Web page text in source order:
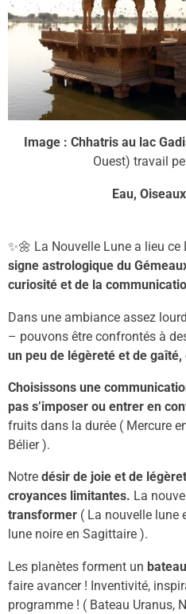
Image : Chhatris au lac
Ouest) travail
Eau,
✨🌼 La Nouvelle Lune a lieu ce
signe astrologique du
curiosité et de la
Dans une ambiance assez
– pouvons être confrontés à
un peu de légèreté et de
Choisissons une
pas s’imposer ou entrer en
fruits dans la durée ( Mercure
Bélier ).
Notre désir de joie et de
croyances limitantes. La
transformer ( La nouvelle lune
lune noire en Sagittaire ).
Les planètes forment un bateau
faire avancer ! Inventivité,
programme ! ( Bateau Uranus,